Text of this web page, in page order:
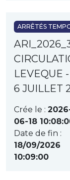
ARRÊTÉS
LEVEQUE
6 JUILLET
Crée le :
06-18
Date de fin :
18/09/2026
10:09:00